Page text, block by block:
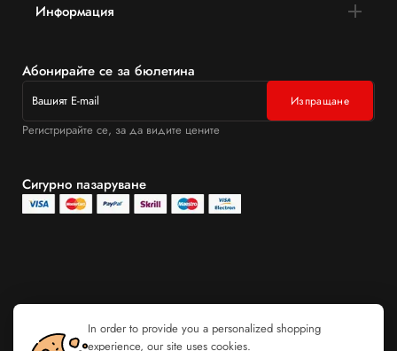
Информация
Абонирайте се за бюлетина
Регистрирайте се, за да видите цените
Сигурно пазаруване
In order to provide you a personalized shopping
experience, our site uses cookies.